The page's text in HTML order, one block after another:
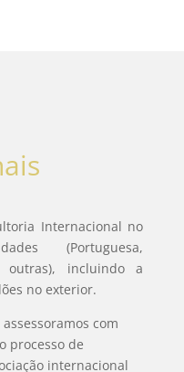
Internacional no
(Portuguesa,
outras), incluindo a
no exterior.
com
processo de
internacional